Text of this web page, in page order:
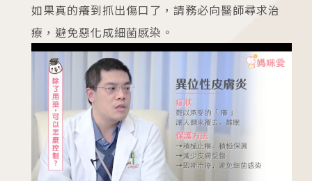
如果真的癢到抓出傷口了，請務必向醫師尋求治
療，避免惡化成細菌感染。